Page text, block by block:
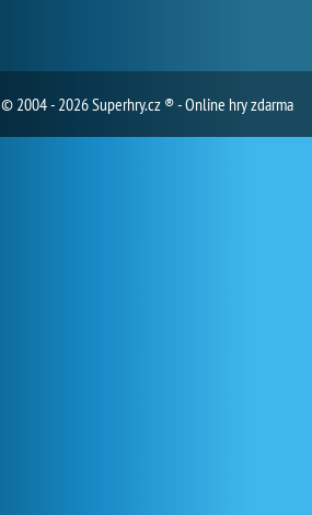
© 2004 - 2026 Superhry.cz ® - Online hry zdarma